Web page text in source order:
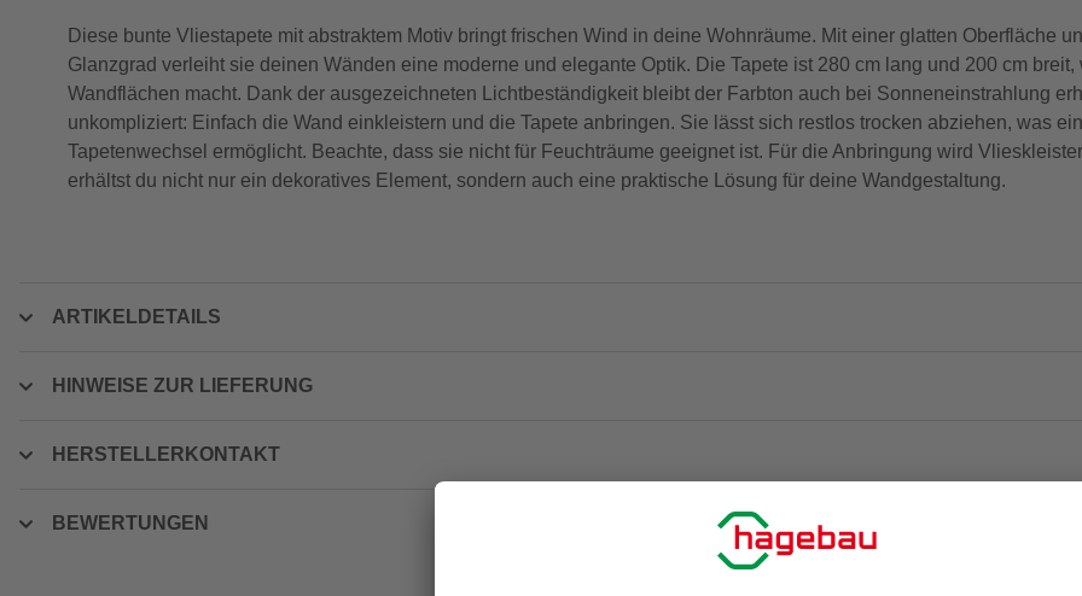
Diese bunte Vliestapete mit abstraktem Motiv bringt frischen Wind in deine Wohnräume. Mit einer glatten Oberfläche
Glanzgrad verleiht sie deinen Wänden eine moderne und elegante Optik. Die Tapete ist 280 cm lang und 200 cm
Wandflächen macht. Dank der ausgezeichneten Lichtbeständigkeit bleibt der Farbton auch bei Sonneneinstrahlung
unkompliziert: Einfach die Wand einkleistern und die Tapete anbringen. Sie lässt sich restlos trocken abziehen, was
Tapetenwechsel ermöglicht. Beachte, dass sie nicht für Feuchträume geeignet ist. Für die Anbringung wird
erhältst du nicht nur ein dekoratives Element, sondern auch eine praktische Lösung für deine Wandgestaltung.
ARTIKELDETAILS
HINWEISE ZUR LIEFERUNG
HERSTELLERKONTAKT
BEWERTUNGEN